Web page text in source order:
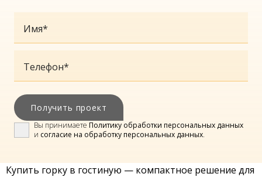
Имя*
Телефон*
Получить проект
Вы принимаете Политику обработки персональных данных
и согласие на обработку персональных данных.
Купить горку в гостиную — компактное решение для